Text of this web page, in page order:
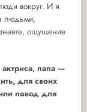
вокруг. И я
людьми,
ощущение
папа —
для своих
повод для